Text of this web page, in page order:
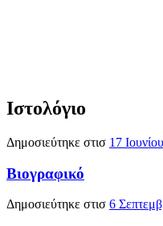
Ιστολόγιο
Δημοσιεύτηκε στισ 17
Βιογραφικό
Δημοσιεύτηκε στισ 6